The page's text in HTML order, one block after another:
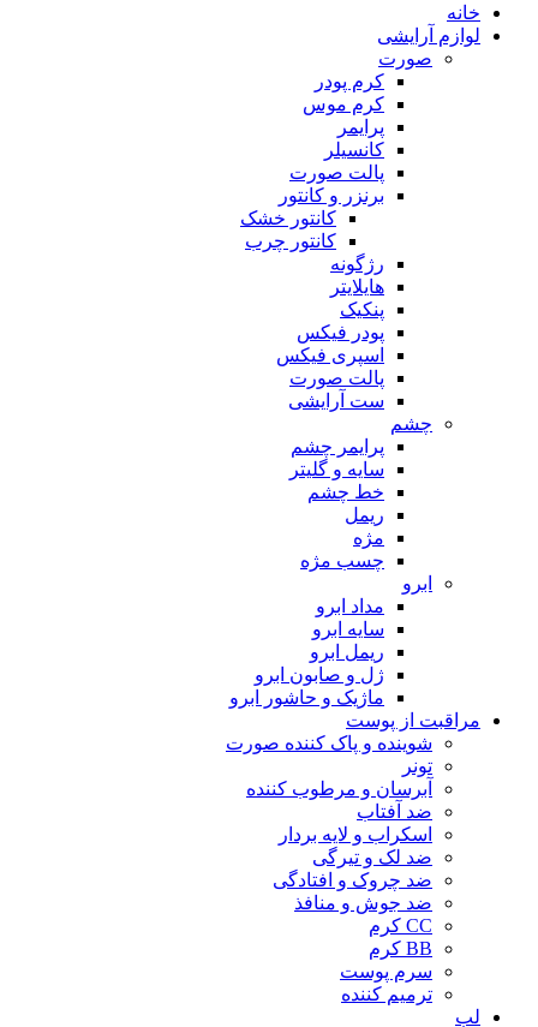
خانه
لوازم آرایشی
صورت
کرم پودر
کرم موس
پرایمر
کانسیلر
پالت صورت
برنزر و کانتور
کانتور خشک
کانتور چرب
رژگونه
هایلایتر
پنکیک
پودر فیکس
اسپری فیکس
پالت صورت
ست آرایشی
چشم
پرایمر چشم
سایه و گلیتر
خط چشم
ریمل
مژه
چسب مژه
ابرو
مداد ابرو
سایه ابرو
ریمل ابرو
ژل و صابون ابرو
ماژیک و حاشور ابرو
مراقبت از پوست
شوینده و پاک کننده صورت
تونر
آبرسان و مرطوب کننده
ضد آفتاب
اسکراب و لایه بردار
ضد لک و تیرگی
ضد چروک و افتادگی
ضد جوش و منافذ
CC کرم
BB کرم
سرم پوست
ترمیم کننده
لب